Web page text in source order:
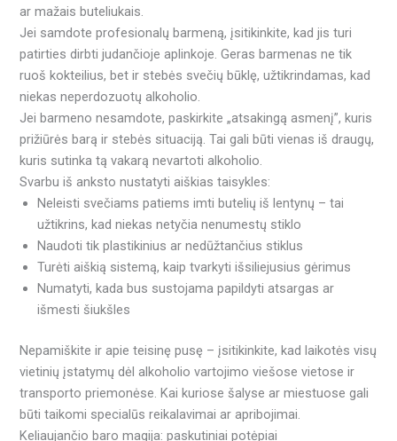
ar mažais buteliukais.
Jei samdote profesionalų barmeną, įsitikinkite, kad jis turi
patirties dirbti judančioje aplinkoje. Geras barmenas ne tik
ruoš kokteilius, bet ir stebės svečių būklę, užtikrindamas, kad
niekas neperdozuotų alkoholio.
Jei barmeno nesamdote, paskirkite „atsakingą asmenį”, kuris
prižiūrės barą ir stebės situaciją. Tai gali būti vienas iš draugų,
kuris sutinka tą vakarą nevartoti alkoholio.
Svarbu iš anksto nustatyti aiškias taisykles:
Neleisti svečiams patiems imti butelių iš lentynų – tai
užtikrins, kad niekas netyčia nenumestų stiklo
Naudoti tik plastikinius ar nedūžtančius stiklus
Turėti aiškią sistemą, kaip tvarkyti išsiliejusius gėrimus
Numatyti, kada bus sustojama papildyti atsargas ar
išmesti šiukšles
Nepamiškite ir apie teisinę pusę – įsitikinkite, kad laikotės visų
vietinių įstatymų dėl alkoholio vartojimo viešose vietose ir
transporto priemonėse. Kai kuriose šalyse ar miestuose gali
būti taikomi specialūs reikalavimai ar apribojimai.
Keliaujančio baro magija: paskutiniai potėpiai